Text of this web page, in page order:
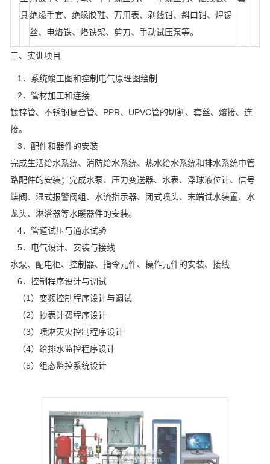
具绝缘手套、绝缘胶鞋、万用表、剥线钳、斜口钳、焊锡
丝、电烙铁、烙铁架、剪刀、手动试压泵等。
三、实训项目
1．系统竣工图和控制电气原理图绘制
2．管材加工和连接
镀锌管、不锈钢复合管、PPR、UPVC管的切割、套丝、熔接、连
接。
3．配件和器件的安装
完成生活给水系统、消防给水系统、热水给水系统和排水系统中管
路配件的安装；完成水泵、压力变送器、水表、浮球液位计、信号
蝶阀、湿式报警阀组、水流指示器、闭式喷头、末端试水装置、水
龙头、淋浴器等水暖器件的安装。
4．管道试压与通水试验
5．电气设计、安装与接线
水泵、配电柜、控制器、指令元件、操作元件的安装、接线
6．控制程序设计与调试
（1）变频控制程序设计与调试
（2）抄表计费程序设计
（3）喷淋灭火控制程序设计
（4）给排水监控程序设计
（5）组态监控系统设计